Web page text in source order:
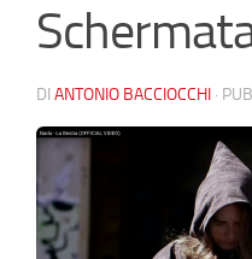
DI ANTONIO BACCIOCCHI ·